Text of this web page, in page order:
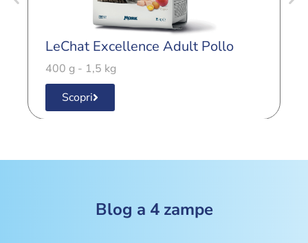
LeChat Excellence Adult Pollo
400 g - 1,5 kg
Scopri
Blog a 4 zampe